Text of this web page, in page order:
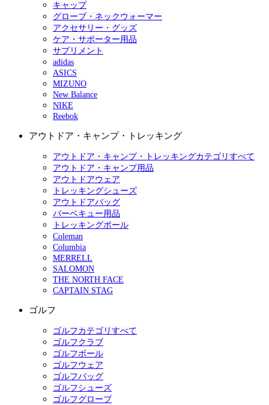
キャップ
グローブ・ネックウォーマー
アクセサリー・グッズ
ケア・サポーター用品
サプリメント
adidas
ASICS
MIZUNO
New Balance
NIKE
Reebok
アウトドア・キャンプ・トレッキング
アウトドア・キャンプ・トレッキングカテゴリすべて
アウトドア・キャンプ用品
アウトドアウェア
トレッキングシューズ
アウトドアバッグ
バーベキュー用品
トレッキングポール
Coleman
Columbia
MERRELL
SALOMON
THE NORTH FACE
CAPTAIN STAG
ゴルフ
ゴルフカテゴリすべて
ゴルフクラブ
ゴルフボール
ゴルフウェア
ゴルフバッグ
ゴルフシューズ
ゴルフグローブ